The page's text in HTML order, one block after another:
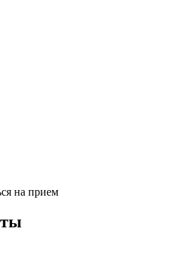
на прием